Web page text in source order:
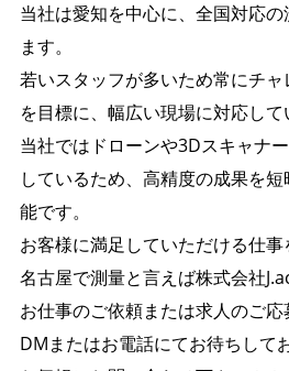
当社は愛知を中心に、全国対応
ます。
若いスタッフが多いため常にチ
を目標に、幅広い現場に対応して
当社ではドローンや3Dスキャナ
しているため、高精度の成果を
能です。
お客様に満足していただける仕事
名古屋で測量と言えば株式会社
お仕事のご依頼または求人のご
DMまたはお電話にてお待ちして